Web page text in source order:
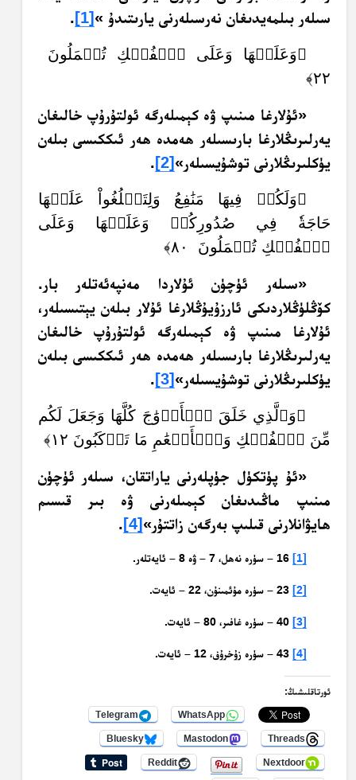
سىلەر بىلمەيدىغان نەرسىلەرنى يارىتىدۇ » [1]
.
﴿وَعَلَيۡهَا وَعَلَى ٱلۡفُلۡكِ تُحۡمَلُونَ
٢٢﴾
«ئۇلارغا مىنىپ ۋە كېمىلەرگە ئولتۇرۇپ خالىغان
يەرلىرىڭلارغا بارىسىلەر ھەمدە ھەر ئىككىسى بىلەن
يۈكلىرىڭلارنى توشۇيسىلەر» [2]
.
﴿وَلَكُمۡ فِيهَا مَنَٰفِعُ وَلِتَبۡلُغُواْ عَلَيۡهَا
حَاجَةٗ فِي صُدُورِكُمۡ وَعَلَيۡهَا وَعَلَى
ٱلۡفُلۡكِ تُحۡمَلُونَ ٨٠﴾
«سىلەر ئۈچۈن ئۇلاردا مەنپەئەتلەر بار.
كۆڭلۈڭلاردىكى ئارزۇيۇڭلارغا ئۇلار بىلەن يېتىسىلەر،
ئۇلارغا مىنىپ ۋە كېمىلەرگە ئولتۇرۇپ خالىغان
يەرلىرىڭلارغا بارىسىلەر ھەمدە ھەر ئىككىسى بىلەن
يۈكلىرىڭلارنى توشۇيسىلەر» [3]
.
﴿وَٱلَّذِي خَلَقَ ٱلۡأَزۡوَٰجَ كُلَّهَا وَجَعَلَ لَكُم
مِّنَ ٱلۡفُلۡكِ وَٱلۡأَنۡعَٰمِ مَا تَرۡكَبُونَ ١٢﴾
«ئۇ پۈتكۈل جۈپلەرنى ياراتقان، سىلەر ئۈچۈن
مىنىپ ماڭىدىغان كېمىلەرنى ۋە بىر قىسىم
ھايۋانلارنى قىلىپ بەرگەن زاتتۇر» [4]
.
[1] 16 – سۈرە نەھل، 7 – ۋە 8 – ئايەتلەر.
[2] 23 – سۈرە مۇئمىنۇن، 22 – ئايەت.
[3] 40 – سۈرە غافىر، 80 – ئايەت.
[4] 43 – سۈرە زۇخرۇف، 12 – ئايەت.
ئورتاقلىشىڭ:
WhatsApp
Telegram
Threads
Mastodon
Bluesky
Nextdoor
Reddit